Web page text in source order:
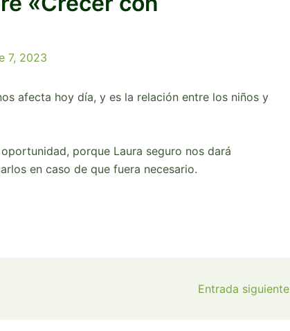
7, 2023
afecta hoy día, y es la relación entre los niños y
porque Laura seguro nos dará
en caso de que fuera necesario.
Entrada siguiente